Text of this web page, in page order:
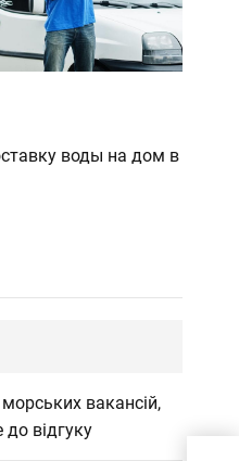
воды на дом в
вакансій,
відгуку